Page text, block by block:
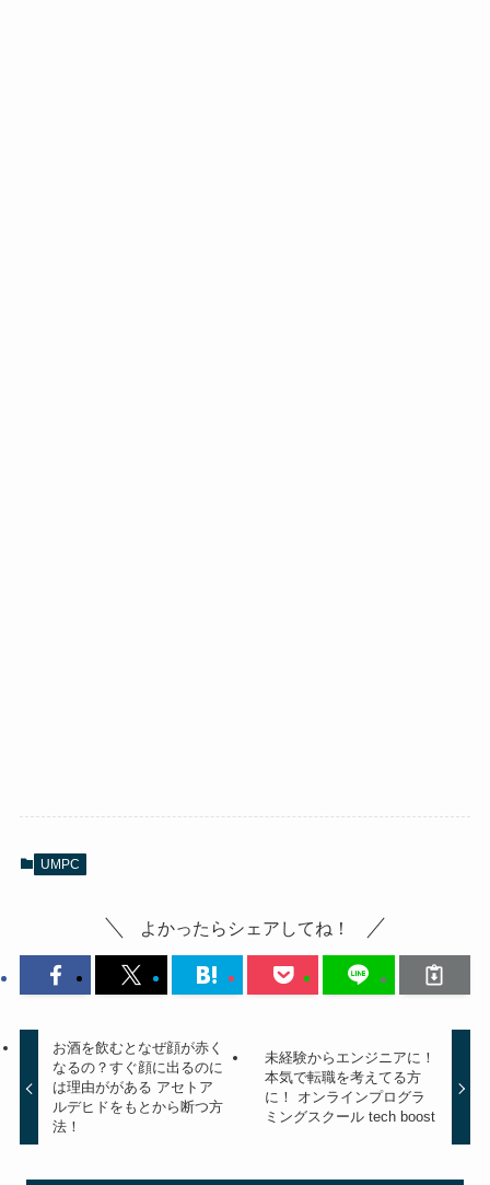
UMPC
よかったらシェアしてね！
お酒を飲むとなぜ顔が赤く
なるの？すぐ顔に出るのに
は理由ががある アセトア
ルデヒドをもとから断つ方
法！
未経験からエンジニアに！
本気で転職を考えてる方
に！ オンラインプログラ
ミングスクール tech boost